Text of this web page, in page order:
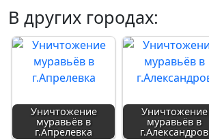
В других городах:
Уничтожение
муравьёв в
г.Апрелевка
Уничтожение
муравьёв в
г.Александров